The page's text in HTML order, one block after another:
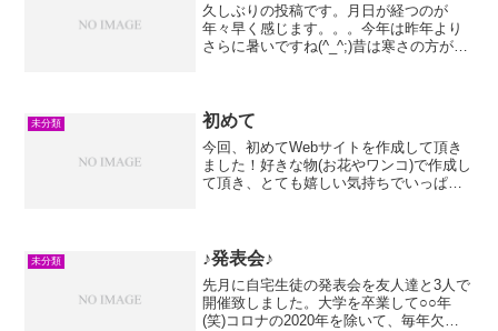
久しぶりの投稿です。月日が経つのが
年々早く感じます。。。今年は昨年より
さらに暑いですね(^_^;)昔は寒さの方が苦
思います(^_^)...
未分類 初めて
今回、初めてWebサイトを作成して頂き
ました！好きな物(お花やワンコ)で作成し
て頂き、とても嬉しい気持ちでいっぱい
したことをフッと...
未分類 ♪発表会♪
先月に自宅生徒の発表会を友人達と3人で
開催致しました。大学を卒業して○○年
(笑)コロナの2020年を除いて、毎年欠か